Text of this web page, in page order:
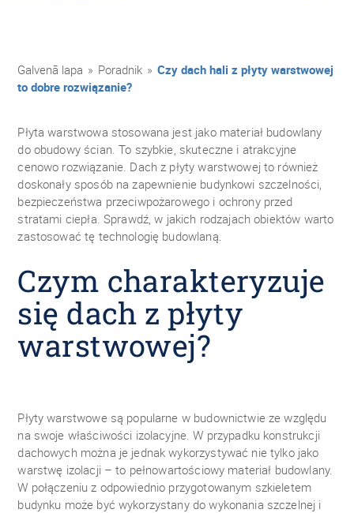
Galvenā lapa » Poradnik » Czy dach hali z płyty warstwowej
to dobre rozwiązanie?
Płyta warstwowa stosowana jest jako materiał budowlany
do obudowy ścian. To szybkie, skuteczne i atrakcyjne
cenowo rozwiązanie. Dach z płyty warstwowej to również
doskonały sposób na zapewnienie budynkowi szczelności,
bezpieczeństwa przeciwpożarowego i ochrony przed
stratami ciepła. Sprawdź, w jakich rodzajach obiektów warto
zastosować tę technologię budowlaną.
Czym charakteryzuje
się dach z płyty
warstwowej?
Płyty warstwowe są popularne w budownictwie ze względu
na swoje właściwości izolacyjne. W przypadku konstrukcji
dachowych można je jednak wykorzystywać nie tylko jako
warstwę izolacji – to pełnowartościowy materiał budowlany.
W połączeniu z odpowiednio przygotowanym szkieletem
budynku może być wykorzystany do wykonania szczelnej i